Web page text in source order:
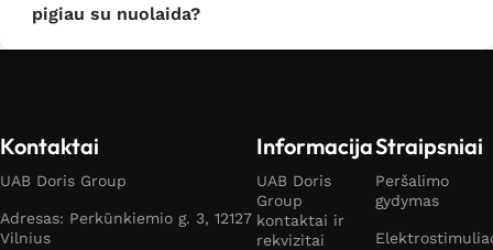
pigiau su nuolaida?
Kontaktai
UAB Doris Group
Adresas: Perkūnkiemio g. 3, 12127
Vilnius
Informacija
UAB Doris
Group
kontaktai ir
rekvizitai
Straipsniai
Peršalimo
gydymas